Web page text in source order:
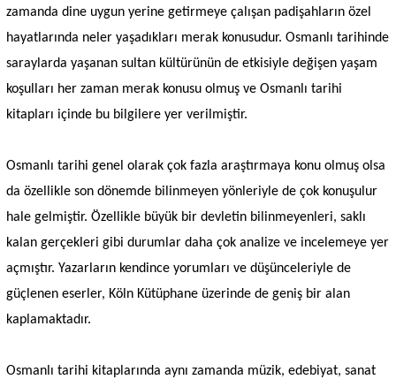
zamanda dine uygun yerine getirmeye çalışan padişahların özel
hayatlarında neler yaşadıkları merak konusudur. Osmanlı tarihinde
saraylarda yaşanan sultan kültürünün de etkisiyle değişen yaşam
koşulları her zaman merak konusu olmuş ve Osmanlı tarihi
kitapları içinde bu bilgilere yer verilmiştir.
Osmanlı tarihi genel olarak çok fazla araştırmaya konu olmuş olsa
da özellikle son dönemde bilinmeyen yönleriyle de çok konuşulur
hale gelmiştir. Özellikle büyük bir devletin bilinmeyenleri, saklı
kalan gerçekleri gibi durumlar daha çok analize ve incelemeye yer
açmıştır. Yazarların kendince yorumları ve düşünceleriyle de
güçlenen eserler, Köln Kütüphane üzerinde de geniş bir alan
kaplamaktadır.
Osmanlı tarihi kitaplarında aynı zamanda müzik, edebiyat, sanat